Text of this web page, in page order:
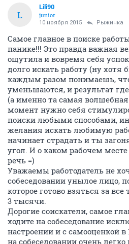
K
Kosm0navt
junior
11 июня 2015 Рыжинка
Желательно в резюме
аналогичный той должности,
претендуете. Не нужно
когда-либо занимались.
Так, например, мне приходило
в котором указывался с опыт
возможность делать
чему ))
ОТВЕТИТЬ
junior
02 августа 2015
Я когда искал работу,
под рукой интернет, чтобы
мере возможности. Ездил на
раза в день точно, бывало и
ждал ответа от работодателя,